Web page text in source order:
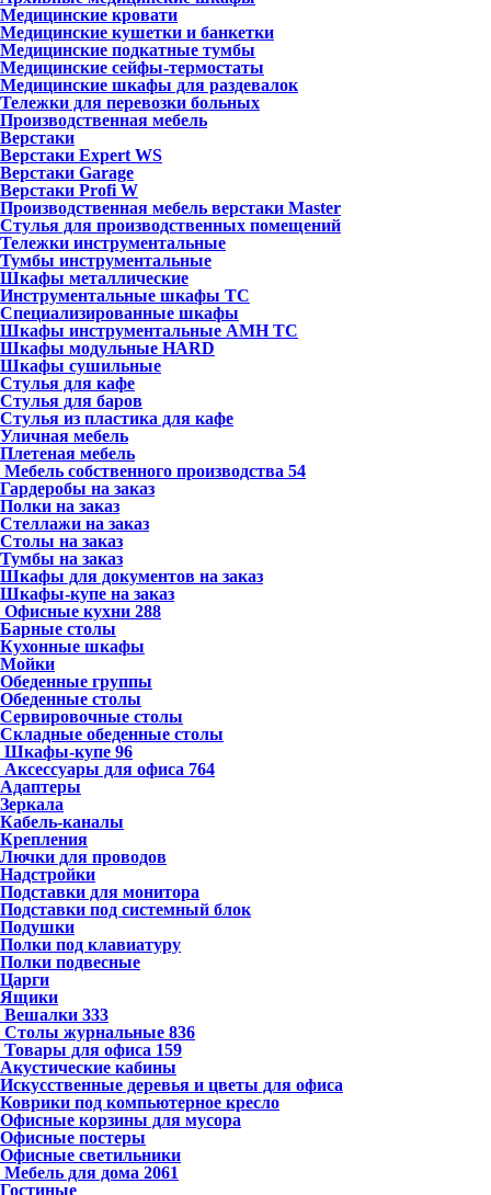
Медицинские кровати
Медицинские кушетки и банкетки
Медицинские подкатные тумбы
Медицинские сейфы-термостаты
Медицинские шкафы для раздевалок
Тележки для перевозки больных
Производственная мебель
Верстаки
Верстаки Expert WS
Верстаки Garage
Верстаки Profi W
Производственная мебель верстаки Master
Стулья для производственных помещений
Тележки инструментальные
Тумбы инструментальные
Шкафы металлические
Инструментальные шкафы ТС
Специализированные шкафы
Шкафы инструментальные АМН ТС
Шкафы модульные HARD
Шкафы сушильные
Стулья для кафе
Стулья для баров
Стулья из пластика для кафе
Уличная мебель
Плетеная мебель
Мебель собственного производства 54
Гардеробы на заказ
Полки на заказ
Стеллажи на заказ
Столы на заказ
Тумбы на заказ
Шкафы для документов на заказ
Шкафы-купе на заказ
Офисные кухни 288
Барные столы
Кухонные шкафы
Мойки
Обеденные группы
Обеденные столы
Сервировочные столы
Складные обеденные столы
Шкафы-купе 96
Аксессуары для офиса 764
Адаптеры
Зеркала
Кабель-каналы
Крепления
Лючки для проводов
Надстройки
Подставки для монитора
Подставки под системный блок
Подушки
Полки под клавиатуру
Полки подвесные
Царги
Ящики
Вешалки 333
Столы журнальные 836
Товары для офиса 159
Акустические кабины
Искусственные деревья и цветы для офиса
Коврики под компьютерное кресло
Офисные корзины для мусора
Офисные постеры
Офисные светильники
Мебель для дома 2061
Гостиные